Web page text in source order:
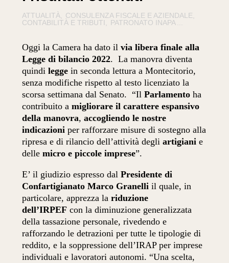
ATTUALITÀ
CONSULENZA FISCALE E AZIENDALE
CONTABILITÀ E TRIBUTI
PATRONATO INAPA...
Oggi la Camera ha dato ilvia libera finale alla
Legge di bilancio 2022. La manovra diventa
quindilegge in seconda lettura a Montecitorio,
senza modifiche rispetto al testo licenziato la
scorsa settimana dal Senato. “IlParlamento ha
contribuito a migliorare il carattere espansivo
della manovra,accogliendo le nostre
indicazioni per rafforzare misure di sostegno alla
ripresa e di rilancio dell’attività degliartigiani e
dellemicro e piccole imprese”.
E’ il giudizio espresso dalPresidente di
Confartigianato Marco Granelli il quale, in
particolare, apprezza lariduzione
dell’IRPEF con la diminuzione generalizzata
della tassazione personale, rivedendo e
rafforzando le detrazioni per tutte le tipologie di
reddito, e la soppressione dell’IRAP per imprese
individuali e lavoratori autonomi. “Una scelta,